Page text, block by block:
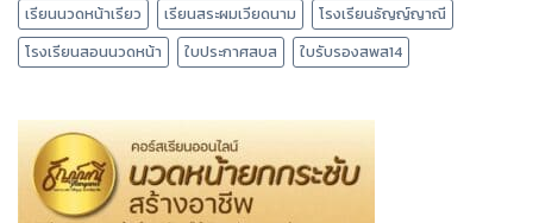
เรียนนวดหน้าเรียว
เรียนสระผมเวียดนาม
โรงเรียนธัญญ์ญาณี
โรงเรียนสอนนวดหน้า
ใบประกาศสบส ใบรับรองสพส14